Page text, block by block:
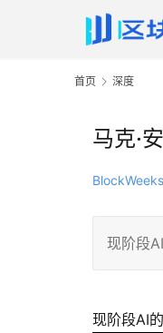
首页 深度
马克·
BlockWeeks
现阶段
现阶段AI